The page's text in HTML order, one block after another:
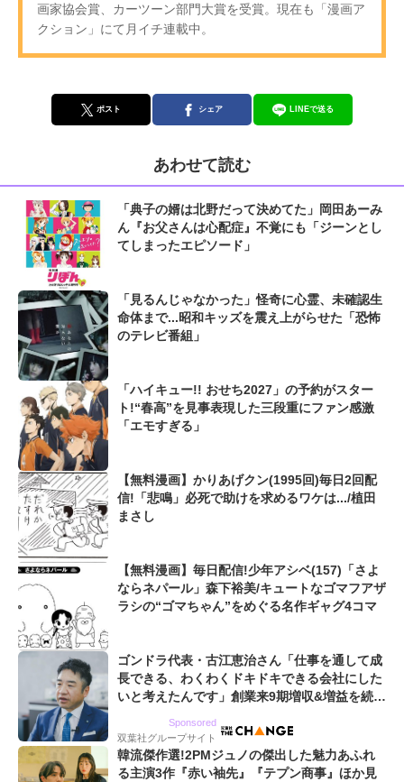
画家協会賞、カーツーン部門大賞を受賞。現在も「漫画ア
クション」にて月イチ連載中。
ポスト シェア LINEで送る
あわせて読む
「典子の婿は北野だって決めてた」岡田あーみ
ん『お父さんは心配症』不覚にも「ジーンとし
てしまったエピソード」
「見るんじゃなかった」怪奇に心霊、未確認生
命体まで...昭和キッズを震え上がらせた「恐怖
のテレビ番組」
「ハイキュー!! おせち2027」の予約がスター
ト!“春高”を見事表現した三段重にファン感激
「エモすぎる」
【無料漫画】かりあげクン(1995回)毎日2回配
信!「悲鳴」必死で助けを求めるワケは.../植田
まさし
【無料漫画】毎日配信!少年アシベ(157)「さよ
ならネパール」森下裕美/キュートなゴマフアザ
ラシの“ゴマちゃん”をめぐる名作ギャグ4コマ
ゴンドラ代表・古江恵治さん「仕事を通して成
長できる、わくわくドキドキできる会社にした
いと考えたんです」創業来9期増収&増益を続け
Sponsored
双葉社グループサイト
韓流傑作選!2PMジュノの傑出した魅力あふれ
る主演3作『赤い袖先』『テプン商事』ほか見